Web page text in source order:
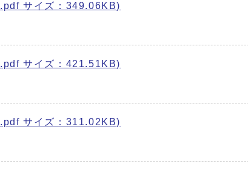
サイズ：349.06KB)
サイズ：421.51KB)
サイズ：311.02KB)